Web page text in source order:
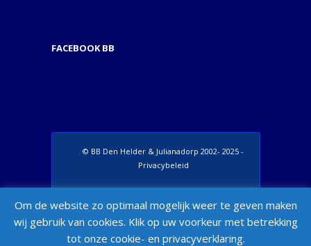
FACEBOOK BB
© BB Den Helder & Julianadorp 2002- 2025 -
Privacybeleid
Appearance > Menus > "Manage Locations"
Om de website zo optimaal mogelijk weer te geven maken
wij gebruik van cookies. Klik op uw voorkeur met betrekking
tot onze cookie- en privacyverklaring.